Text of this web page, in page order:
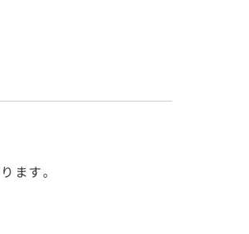
ます。